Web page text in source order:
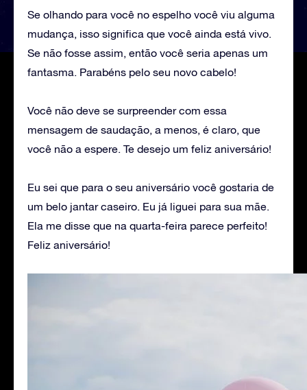
Se olhando para você no espelho você viu alguma
mudança, isso significa que você ainda está vivo.
Se não fosse assim, então você seria apenas um
fantasma. Parabéns pelo seu novo cabelo!
Você não deve se surpreender com essa
mensagem de saudação, a menos, é claro, que
você não a espere. Te desejo um feliz aniversário!
Eu sei que para o seu aniversário você gostaria de
um belo jantar caseiro. Eu já liguei para sua mãe.
Ela me disse que na quarta-feira parece perfeito!
Feliz aniversário!